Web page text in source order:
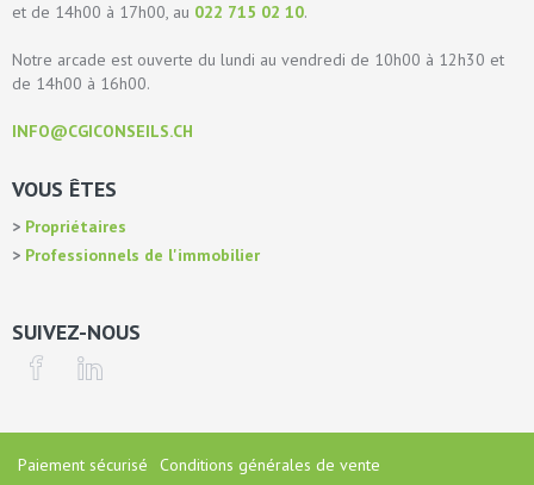
et de 14h00 à 17h00, au 022 715 02 10.
Notre arcade est ouverte du lundi au vendredi de 10h00 à 12h30 et
de 14h00 à 16h00.
INFO@CGICONSEILS.CH
VOUS ÊTES
Propriétaires
Professionnels de l'immobilier
SUIVEZ-NOUS
Paiement sécurisé Conditions générales de vente